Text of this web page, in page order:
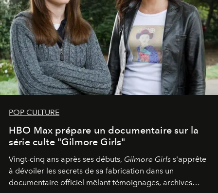
POP CULTURE
HBO Max prépare un documentaire sur la
série culte "Gilmore Girls"
Vingt-cinq ans après ses débuts, Gilmore Girls s'apprête
à dévoiler les secrets de sa fabrication dans un
documentaire officiel mêlant témoignages, archives